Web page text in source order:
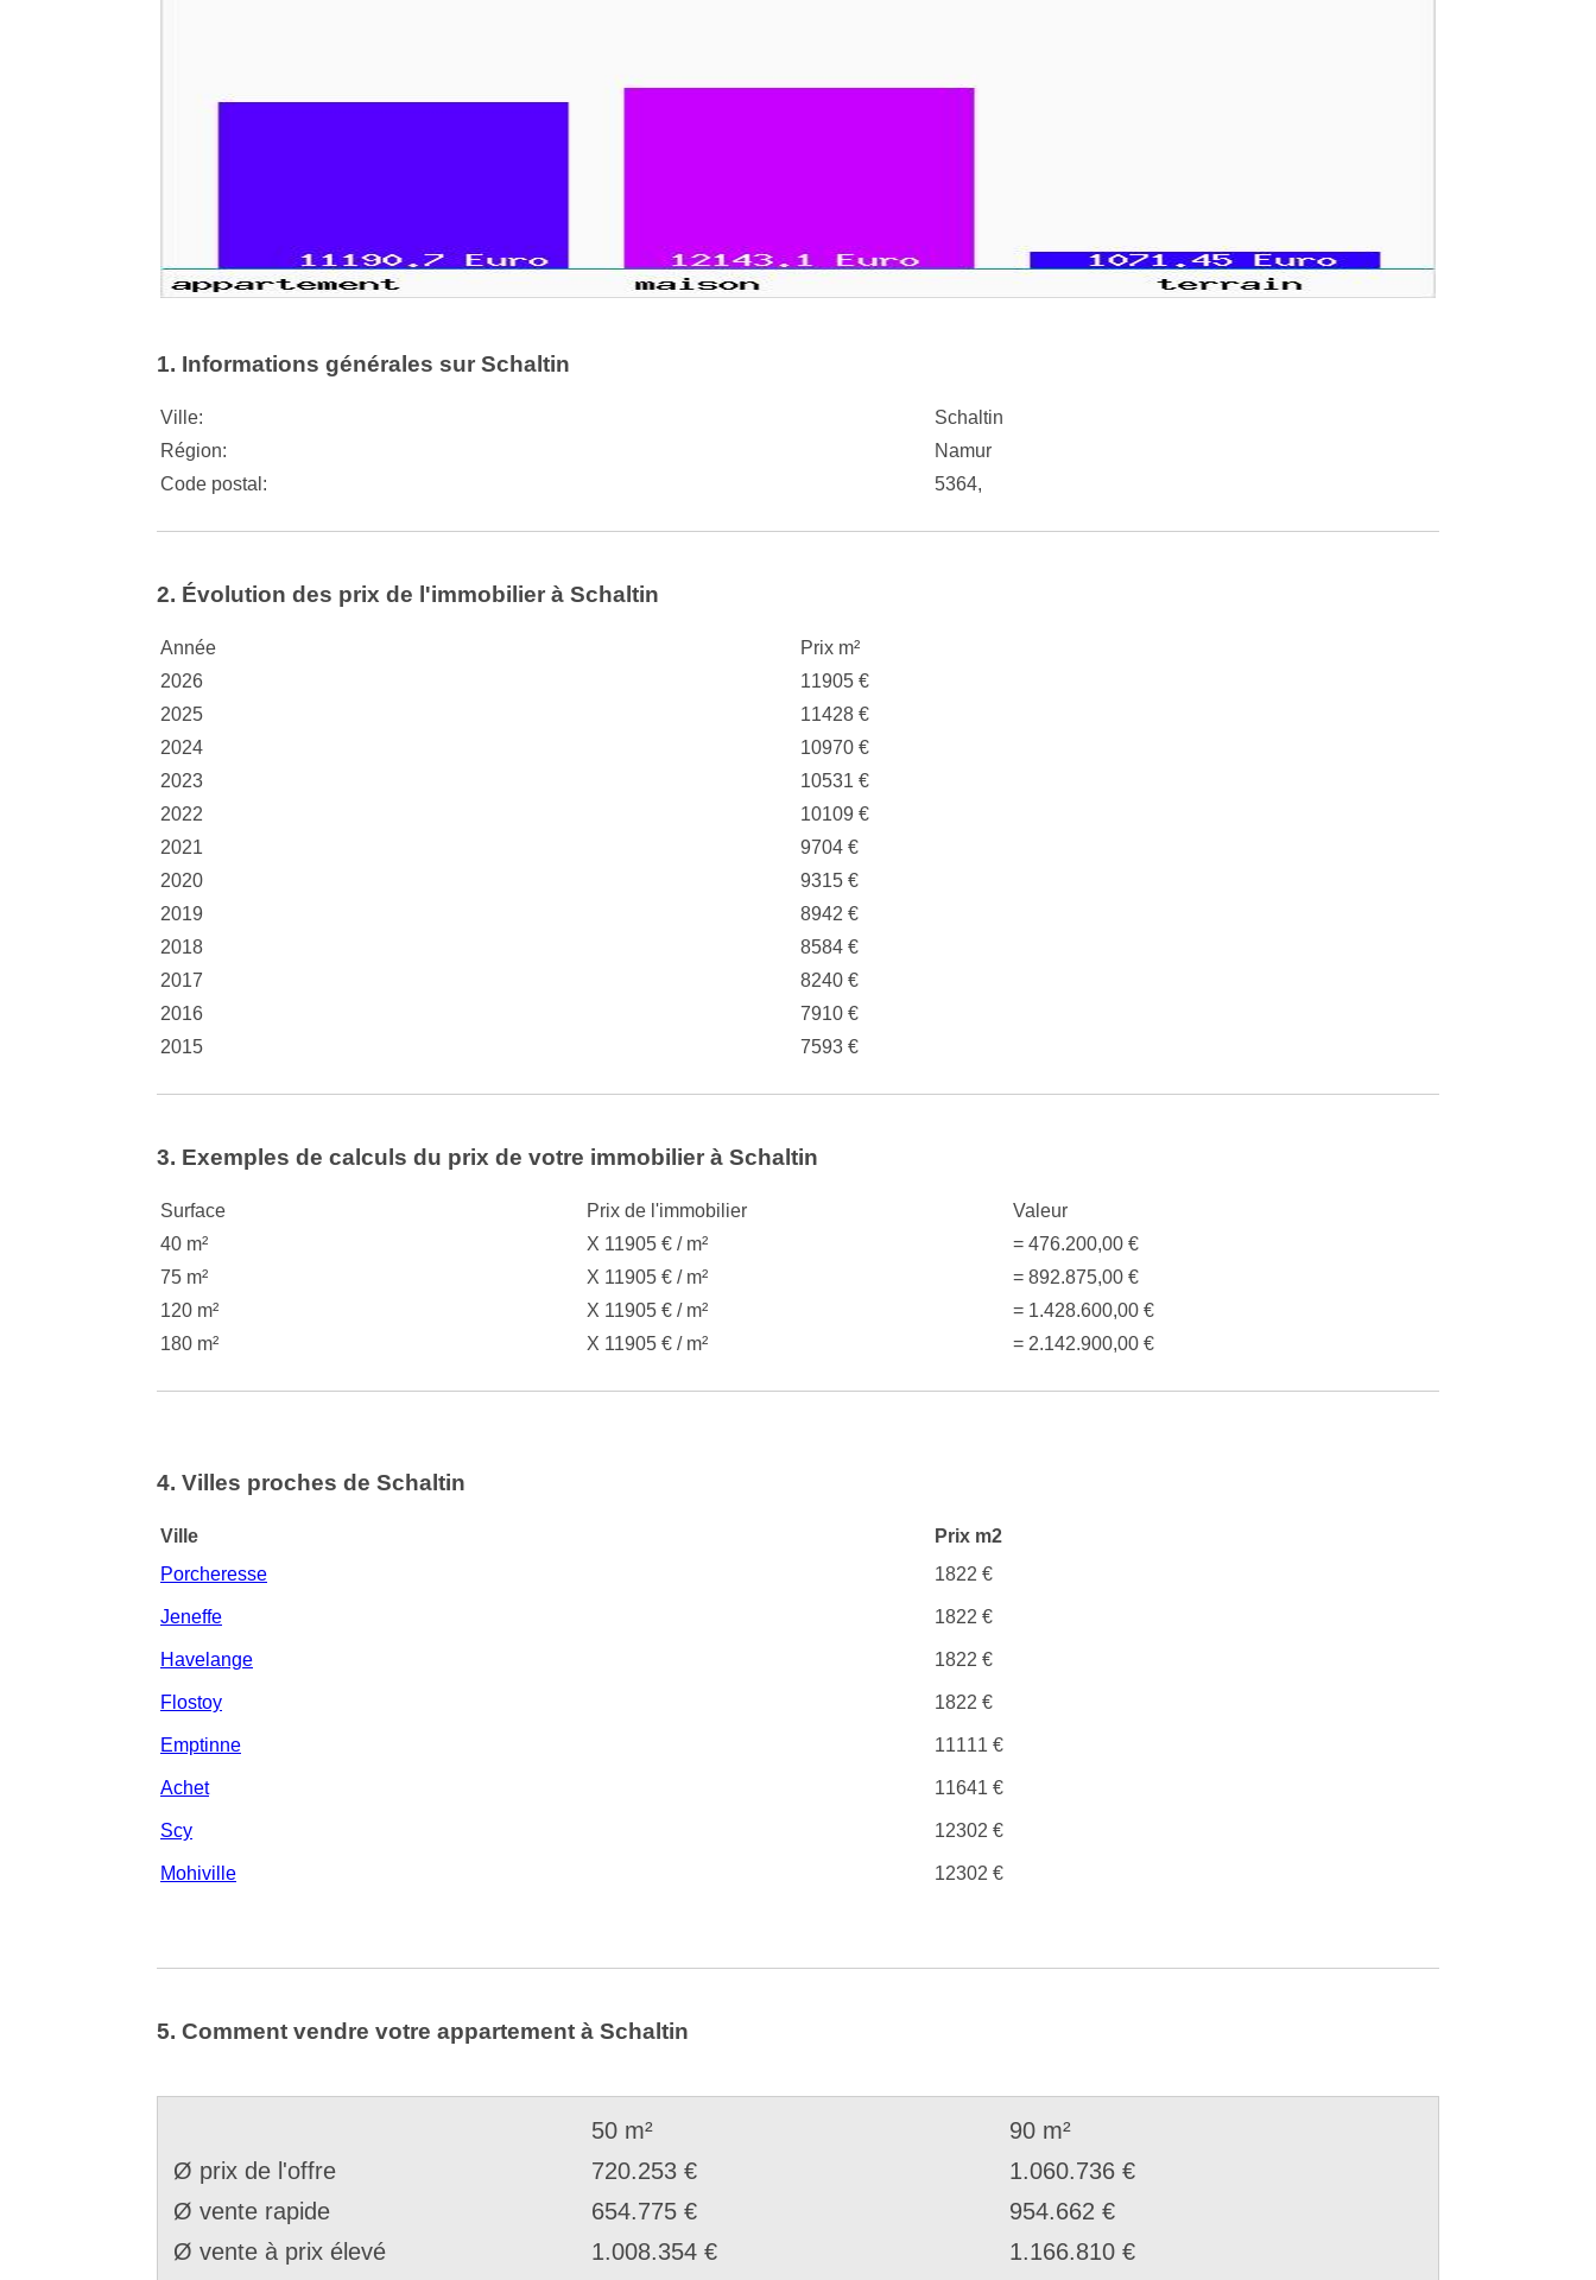
1. Informations générales sur Schaltin
Ville:
Schaltin
Région:
Namur
Code postal:
5364,
2. Évolution des prix de l'immobilier à Schaltin
Année
Prix m²
2026
11905 €
2025
11428 €
2024
10970 €
2023
10531 €
2022
10109 €
2021
9704 €
2020
9315 €
2019
8942 €
2018
8584 €
2017
8240 €
2016
7910 €
2015
7593 €
3. Exemples de calculs du prix de votre immobilier à Schaltin
Surface Prix de l'immobilier
Valeur
40 m²
X 11905 € / m²
= 476.200,00 €
75 m²
X 11905 € / m²
= 892.875,00 €
120 m²
X 11905 € / m²
= 1.428.600,00 €
180 m²
X 11905 € / m² = 2.142.900,00 €
4. Villes proches de Schaltin
Ville
Prix m2
Porcheresse
1822 €
Jeneffe 1822 €
Havelange 1822 €
Flostoy 1822 €
Emptinne 11111 €
Achet 11641 €
Scy 12302 €
Mohiville 12302 €
5. Comment vendre votre appartement à Schaltin
50 m²
90 m²
Ø prix de l'offre
720.253 €
1.060.736 €
Ø vente rapide
654.775 €
954.662 €
Ø vente à prix élevé
1.008.354 € 1.166.810 €